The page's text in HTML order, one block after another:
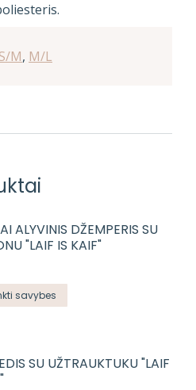
S/M, M/L
ALYVINIS DŽEMPERIS SU
"LAIF IS KAIF"
savybes
product
variants.
SU UŽTRAUKTUKU "LAIF